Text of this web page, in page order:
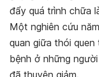
đẩy quá trình chữa
Một nghiên cứu
quan giữa thói
bệnh ở những